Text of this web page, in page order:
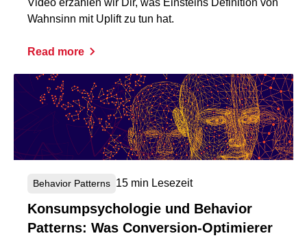
Video erzählen wir Dir, was Einsteins Definition von
Wahnsinn mit Uplift zu tun hat.
Read more
Behavior Patterns 15 min Lesezeit
Konsumpsychologie und Behavior
Patterns: Was Conversion-Optimierer